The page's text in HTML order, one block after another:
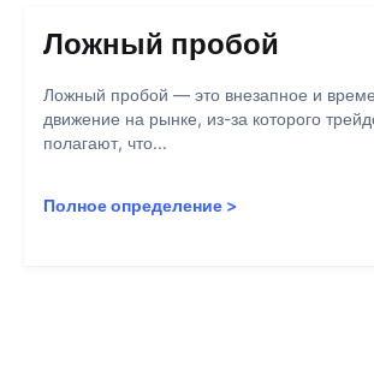
Ложный пробой
Ложный пробой — это внезапное и
движение на рынке, из-за которого
полагают, что...
Полное определение >